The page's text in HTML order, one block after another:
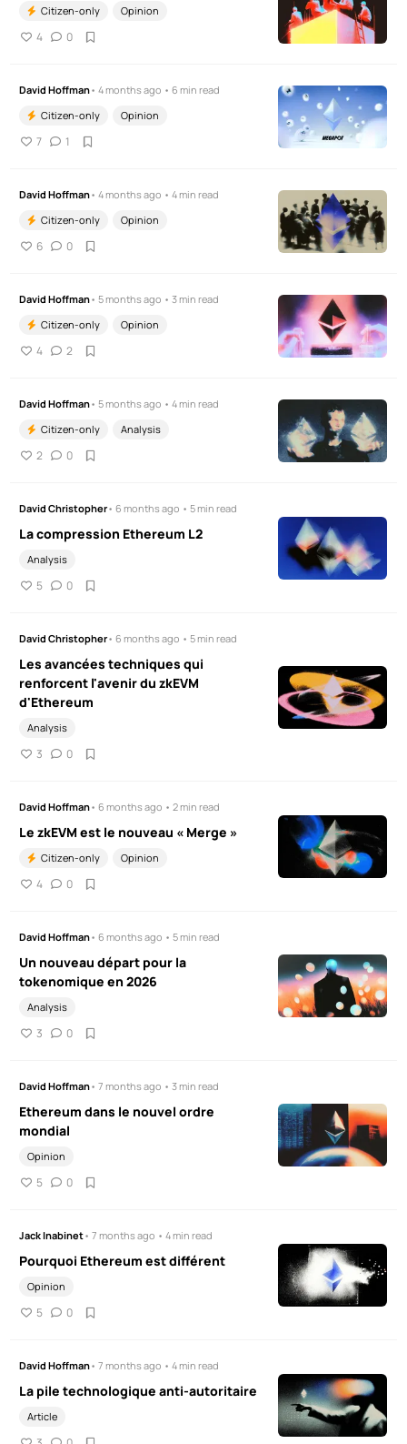
Citizen-only
Opinion
4 0
David Hoffman• 4 months ago • 6 min read
Citizen-only
Opinion
7 1
David Hoffman• 4 months ago • 4 min read
Citizen-only
Opinion
6 0
David Hoffman• 5 months ago • 3 min read
Citizen-only
Opinion
4 2
David Hoffman• 5 months ago • 4 min read
Citizen-only
Analysis
2 0
David Christopher• 6 months ago • 5 min read
La compression Ethereum L2
Analysis
5 0
David Christopher• 6 months ago • 5 min read
Les avancées techniques qui
renforcent l'avenir du zkEVM
d'Ethereum
Analysis
3 0
David Hoffman• 6 months ago • 2 min read
Le zkEVM est le nouveau « Merge »
Citizen-only Opinion
4 0
David Hoffman• 6 months ago • 5 min read
Un nouveau départ pour la
tokenomique en 2026
Analysis
3 0
David Hoffman• 7 months ago • 3 min read
Ethereum dans le nouvel ordre
mondial
Opinion
5 0
Jack Inabinet• 7 months ago • 4 min read
Pourquoi Ethereum est différent
Opinion
5 0
David Hoffman• 7 months ago • 4 min read
La pile technologique anti-autoritaire
Article